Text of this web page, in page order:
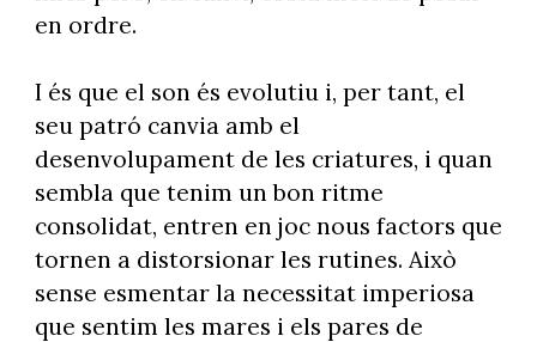
en ordre.
I és que el son és evolutiu i, per tant, el
seu patró canvia amb el
desenvolupament de les criatures, i quan
sembla que tenim un bon ritme
consolidat, entren en joc nous factors que
tornen a distorsionar les rutines. Això
sense esmentar la necessitat imperiosa
que sentim les mares i els pares de